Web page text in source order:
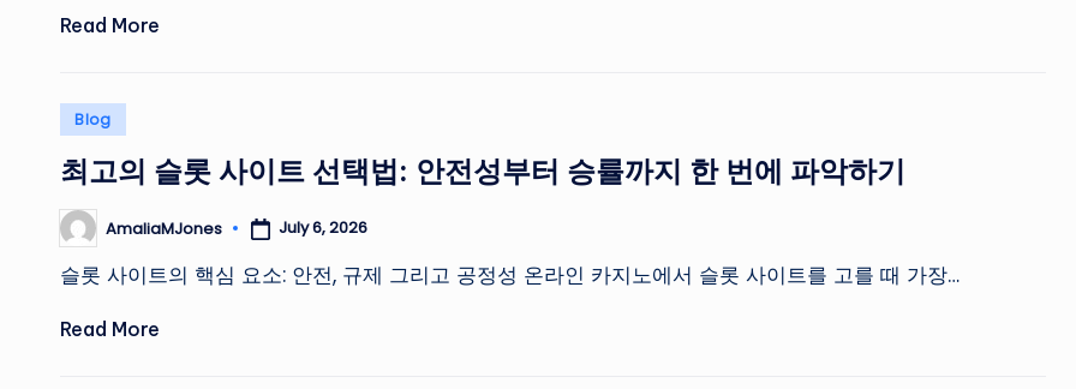
Read More
Posted
Blog
최고의 슬롯 사이트 선택법: 안전성부터 승률까지 한 번에 파악하기
Posted
by
AmaliaMJones July 6, 2026
슬롯 사이트의 핵심 요소: 안전, 규제 그리고 공정성 온라인 카지노에서 슬롯 사이트를 고를 때 가장…
Read More